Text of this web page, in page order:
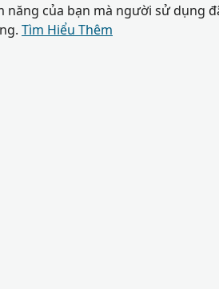
của bạn mà người sử dụng
Tìm Hiểu Thêm